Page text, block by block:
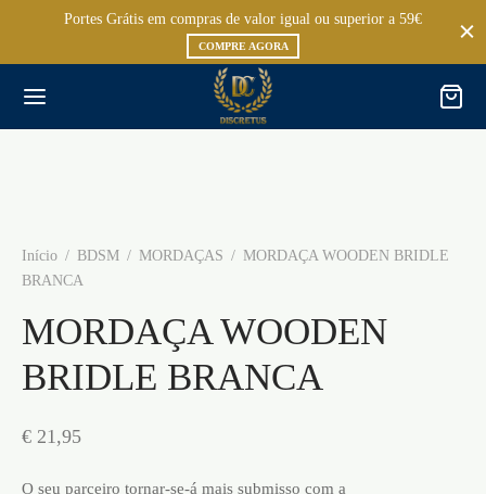
Portes Grátis em compras de valor igual ou superior a 59€
COMPRE AGORA
Início / BDSM / MORDAÇAS / MORDAÇA WOODEN BRIDLE
BRANCA
MORDAÇA WOODEN
BRIDLE BRANCA
€ 21,95
O seu parceiro tornar-se-á mais submisso com a